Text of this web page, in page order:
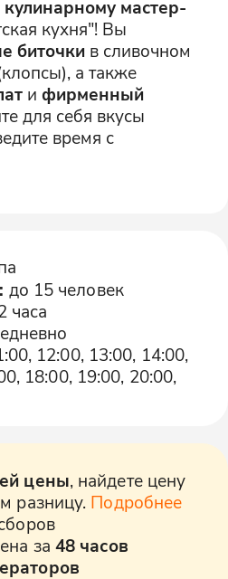
кулинарному мастер-
кухня"! Вы
биточкив сливочном
а также
и фирменный
для себя вкусы
время с
: до 15 человек
часа
12:00, 13:00, 14:00,
18:00, 19:00, 20:00,
цены, найдете цену
разницу. Подробнее
за 48 часов